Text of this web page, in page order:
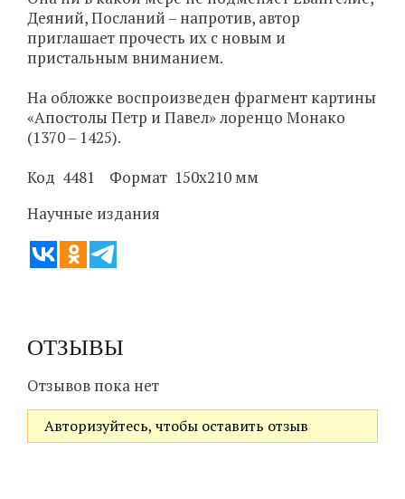
Деяний, Посланий – напротив, автор
приглашает прочесть их с новым и
пристальным вниманием.
На обложке воспроизведен фрагмент картины
«Апостолы Петр и Павел» лоренцо Монако
(1370 – 1425).
Код 4481 Формат 150х210 мм
Научные издания
ОТЗЫВЫ
Отзывов пока нет
Авторизуйтесь, чтобы оставить отзыв